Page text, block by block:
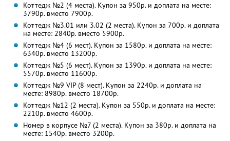
Коттедж №2 (4 места). Купон за 950р. и доплата на месте:
3790р. вместо 7900р.
Коттедж №3.01 или 3.02 (2 места). Купон за 700р. и доплата
на месте: 2840р. вместо 5900р.
Коттедж №4 (6 мест). Купон за 1580р. и доплата на месте:
6340р. вместо 13200р.
Коттедж №5 (6 мест). Купон за 1390р. и доплата на месте:
5570р. вместо 11600р.
Коттедж №9 VIP (8 мест). Купон за 2240р. и доплата на
месте: 8980р. вместо 18700р.
Коттедж №12 (2 места). Купон за 550р. и доплата на месте:
2210р. вместо 4600р.
Номер в корпусе №7 (2 места). Купон за 380р. и доплата на
месте: 1540р. вместо 3200р.